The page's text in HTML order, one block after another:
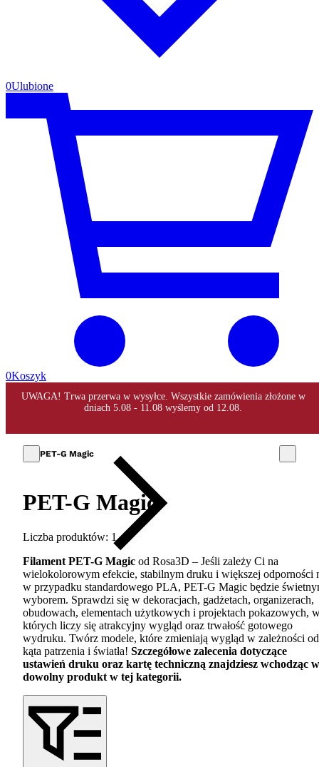
0Ulubione
0Koszyk
PET-G Magic
PET-G Magic
Liczba produktów: 1
Filament PET-G Magic od Rosa3D – Jeśli zależy Ci na
wielokolorowym efekcie, stabilnym druku i większej odporności
w przypadku standardowego PLA, PET-G Magic będzie
wyborem. Sprawdzi się w dekoracjach, gadżetach, organizerach,
obudowach, elementach użytkowych i projektach pokazowych,
których liczy się atrakcyjny wygląd oraz trwałość gotowego
wydruku. Twórz modele, które zmieniają wygląd w zależności od
kąta patrzenia i światła! Szczegółowe zalecenia dotyczące
ustawień druku oraz kartę techniczną znajdziesz wchodząc w
dowolny produkt w tej kategorii.